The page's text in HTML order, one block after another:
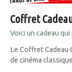
Coffret
Voici un cadeau
Le Coffret Cadeau
de cinéma